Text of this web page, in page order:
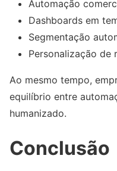
Automação
Dashboards em
Segmentação
Personalização de
Ao mesmo tempo,
equilíbrio entre
humanizado.
Conclusão